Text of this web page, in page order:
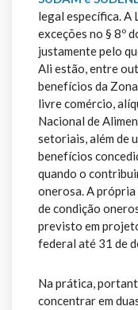
legal específica. A
exceções no § 8º
justamente pelo
Ali estão, entre
benefícios da
livre comércio,
Nacional de
setoriais, além de
benefícios
quando o
onerosa. A
de condição
previsto em
federal até 31 de
Na prática,
concentrar em